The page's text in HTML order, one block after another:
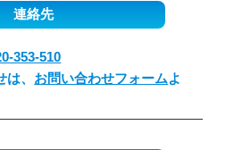
連絡先
353-510
、 お問い合わせフォームよ